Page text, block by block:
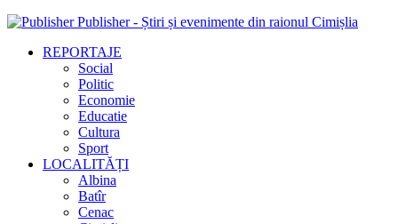
Publisher - Știri și evenimente din raionul Cimișlia
REPORTAJE
Social
Politic
Economie
Educatie
Cultura
Sport
LOCALITĂȚI
Albina
Batîr
Cenac